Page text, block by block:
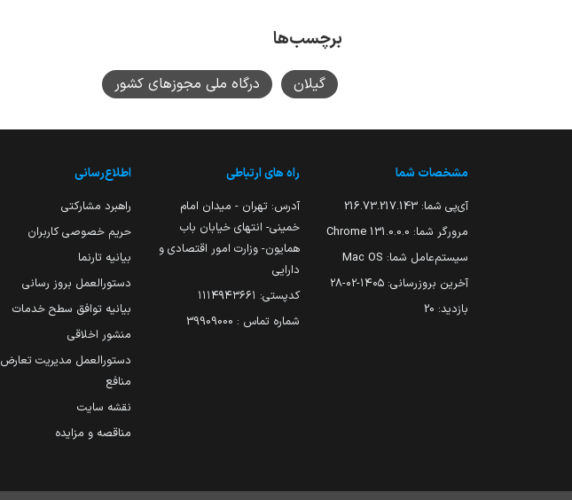
برچسب‌ها
گیلان درگاه ملی مجوزهای کشور
مشخصات شما
آی‌پی شما: 216.73.217.143
مرورگر شما: 131.0.0.0 Chrome
سیستم‌عامل شما: Mac OS
آخرین بروزرسانی: ۱۴۰۵-۰۲-۲۸
بازدید: 20
راه های ارتباطی
آدرس: تهران - میدان امام
خمینی- انتهای خیابان باب
همایون- وزارت امور اقتصادی و
دارایی
کدپستی: ۱۱۱۴۹۴۳۶۶۱
شماره تماس : 39909000
اطلاع‌رسانی
راهبرد مشارکتی
حریم خصوصی کاربران
بیانیه تارنما
دستورالعمل بروز رسانی
بیانیه توافق سطح خدمات
منشور اخلاقی
دستورالعمل مدیریت تعارض
منافع
نقشه سایت
مناقصه و مزایده